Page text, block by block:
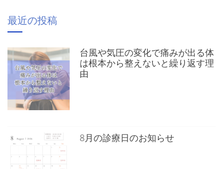
最近の投稿
台風や気圧の変化で痛みが出る体
は根本から整えないと繰り返す理
由
8月の診療日のお知らせ